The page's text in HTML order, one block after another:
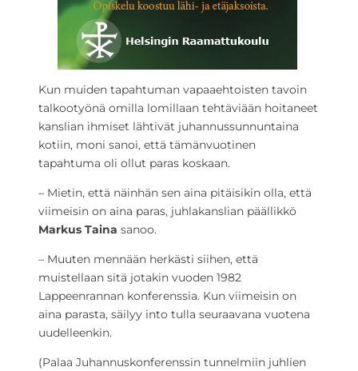
Kun muiden tapahtuman vapaaehtoisten tavoin
talkootyönä omilla lomillaan tehtäviään hoitaneet
kanslian ihmiset lähtivät juhannussunnuntaina
kotiin, moni sanoi, että tämänvuotinen
tapahtuma oli ollut paras koskaan.
– Mietin, että näinhän sen aina pitäisikin olla, että
viimeisin on aina paras, juhlakanslian päällikkö
Markus Taina sanoo.
– Muuten mennään herkästi siihen, että
muistellaan sitä jotakin vuoden 1982
Lappeenrannan konferenssia. Kun viimeisin on
aina parasta, säilyy into tulla seuraavana vuotena
uudelleenkin.
(Palaa Juhannuskonferenssin tunnelmiin juhlien